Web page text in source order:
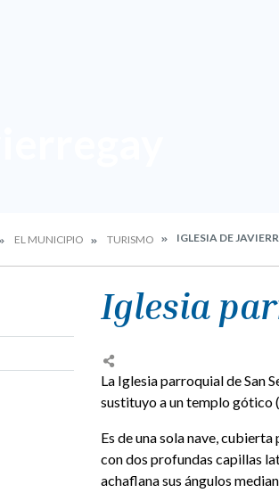
EL MUNICIPIO TURISMO IGLESIA DE
Iglesia
La Iglesia parroquial de San
sustituyo a un templo gótico
Es de una sola nave,
con dos profundas capillas
achaflana sus ángulos